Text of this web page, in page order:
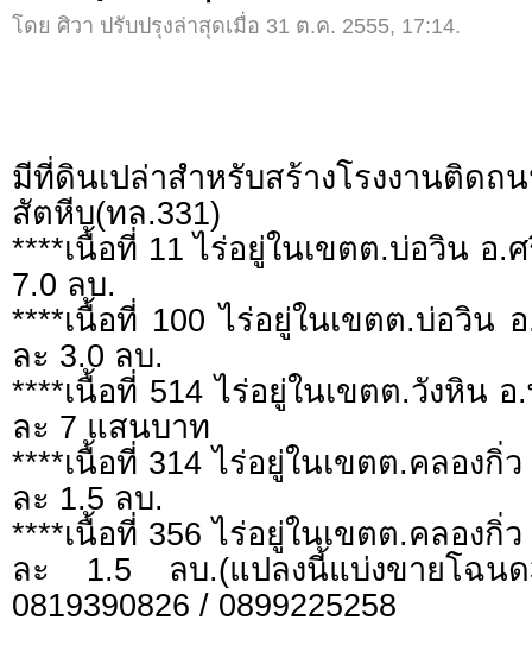
โดย ศิวา ปรับปรุงล่าสุดเมื่อ 31 ต.ค. 2555, 17:14.
มีที่ดินเปล่าสำหรับสร้างโรงงานติดถ
สัตหีบ(ทล.331)
****เนื้อที่ 11 ไร่อยู่ในเขตต.บ่อวิน อ.
7.0 ลบ.
****เนื้อที่ 100 ไร่อยู่ในเขตต.บ่อวิน
ละ 3.0 ลบ.
****เนื้อที่ 514 ไร่อยู่ในเขตต.วังหิน
ละ 7 แสนบาท
****เนื้อที่ 314 ไร่อยู่ในเขตต.คลองกิ่
ละ 1.5 ลบ.
****เนื้อที่ 356 ไร่อยู่ในเขตต.คลองกิ่
ละ 1.5 ลบ.(แปลงนี้แบ่งขายโฉนด
0819390826 / 0899225258